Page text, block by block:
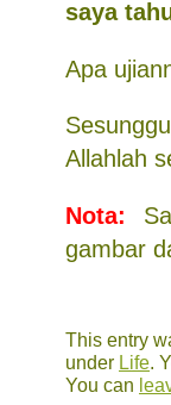
saya
Apa
Allahlah
Nota:
gambar
This entry
under Life.
You can